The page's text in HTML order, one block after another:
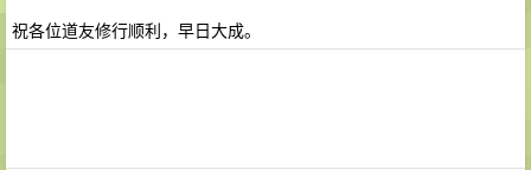
祝各位道友修行顺利，早日大成。